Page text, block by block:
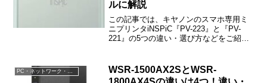
ルに解説
この記事では、キヤノンのスマホ専用ミ
ニプリンタiNSPiC『PV-223』と『PV-
221』の5つの違い・選び方などをご紹介
WSR-1500AX2SとWSR-